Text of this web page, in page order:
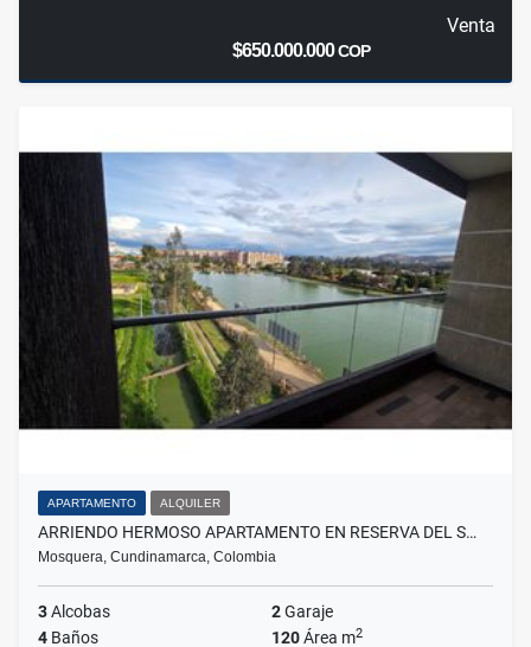
Venta
$650.000.000COP
APARTAMENTO ALQUILER
ARRIENDO HERMOSO APARTAMENTO EN RESERVA DEL S…
Mosquera, Cundinamarca, Colombia
3Alcobas 2Garaje
4 Baños 120Área m2